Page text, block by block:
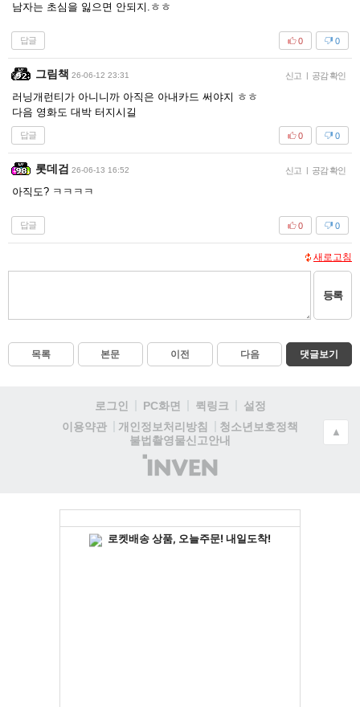
남자는 초심을 잃으면 안되지.ㅎㅎ
답글 0
0
그림책 26-06-12 23:31 신고 | 공감 확인
러닝개런티가 아니니까 아직은 아내카드 써야지 ㅎㅎ
다음 영화도 대박 터지시길
답글 0
0
롯데검 26-06-13 16:52 신고 | 공감 확인
아직도? ㅋㅋㅋㅋ
답글 0
0
새로고침
등록
목록 본문 이전 다음 댓글보기
로그인 PC화면 퀵링크
설정
이용약관
개인정보처리방침
청소년보호정책
불법촬영물신고안내
(주)
인
▲